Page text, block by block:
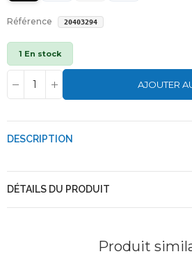
Référence 20403294
1 En stock
AJOUTER
DESCRIPTION
DÉTAILS DU PRODUIT
Produit